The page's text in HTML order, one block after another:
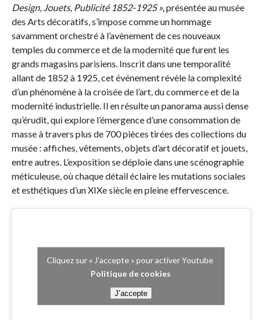
Design, Jouets, Publicité 1852-1925 », présentée au musée
des Arts décoratifs, s’impose comme un hommage
savamment orchestré à l’avènement de ces nouveaux
temples du commerce et de la modernité que furent les
grands magasins parisiens. Inscrit dans une temporalité
allant de 1852 à 1925, cet événement révèle la complexité
d’un phénomène à la croisée de l’art, du commerce et de la
modernité industrielle. Il en résulte un panorama aussi dense
qu’érudit, qui explore l’émergence d’une consommation de
masse à travers plus de 700 pièces tirées des collections du
musée : affiches, vêtements, objets d’art décoratif et jouets,
entre autres. L’exposition se déploie dans une scénographie
méticuleuse, où chaque détail éclaire les mutations sociales
et esthétiques d’un XIXe siècle en pleine effervescence.
Cliquez sur « J’accepte » pour activer Youtube
Politique de cookies
J’accepte